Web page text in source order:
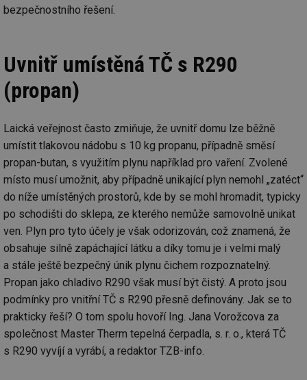
bezpečnostního řešení.
Uvnitř umístěná TČ s R290
(propan)
Laická veřejnost často zmiňuje, že uvnitř domu lze běžně
umístit tlakovou nádobu s 10 kg propanu, případně směsí
propan-butan, s využitím plynu například pro vaření. Zvolené
místo musí umožnit, aby případně unikající plyn nemohl „zatéct“
do níže umístěných prostorů, kde by se mohl hromadit, typicky
po schodišti do sklepa, ze kterého nemůže samovolně unikat
ven. Plyn pro tyto účely je však odorizován, což znamená, že
obsahuje silně zapáchající látku a díky tomu je i velmi malý
a stále ještě bezpečný únik plynu čichem rozpoznatelný.
Propan jako chladivo R290 však musí být čistý. A proto jsou
podmínky pro vnitřní TČ s R290 přesně definovány. Jak se to
prakticky řeší? O tom spolu hovoří Ing. Jana Vorožcova za
společnost Master Therm tepelná čerpadla, s. r. o., která TČ
s R290 vyvíjí a vyrábí, a redaktor TZB-info.